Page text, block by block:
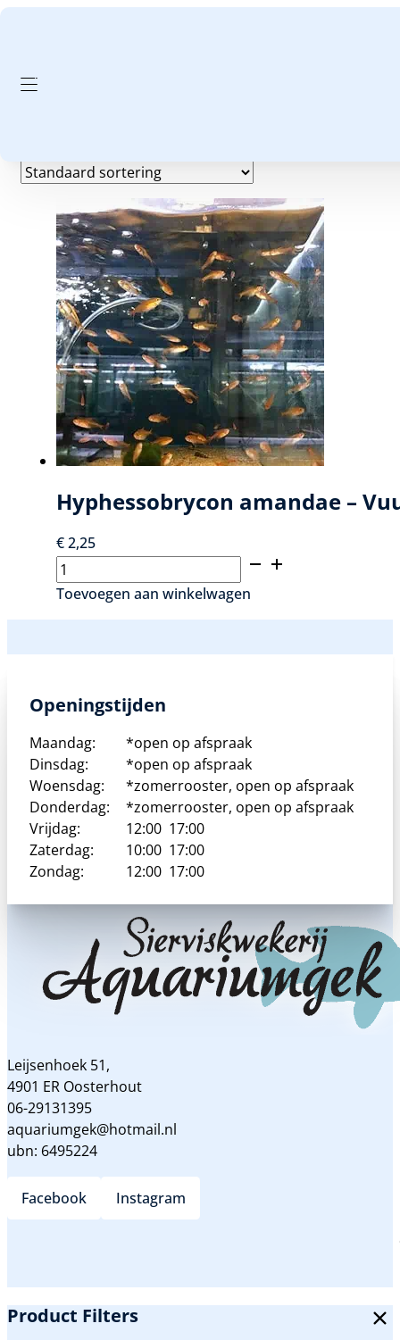
28 graden
Hyphessobrycon amandae –
€2,25
Hyphessobrycon
amandae
Toevoegen aan winkelwagen
Leijsenhoek 51,
4901 ER Oosterhout
06-29131395
aquariumgek@hotmail.nl
ubn: 6495224
Facebook Instagram
Openingstijden
Maandag:
*open op afspraak
Dinsdag:
*open op afspraak
Woensdag:
*zomerrooster, open op afspraak
Donderdag:
*zomerrooster, open op afspraak
Vrijdag:
12:00 17:00
Zaterdag:
10:00 17:00
Zondag:
12:00 17:00
Product Filters